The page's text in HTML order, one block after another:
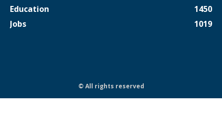
Education
1450
Jobs
1019
© All rights reserved